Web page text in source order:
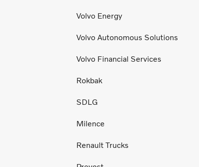
Volvo Energy
Volvo Autonomous Solutions
Volvo Financial Services
Rokbak
SDLG
Milence
Renault Trucks